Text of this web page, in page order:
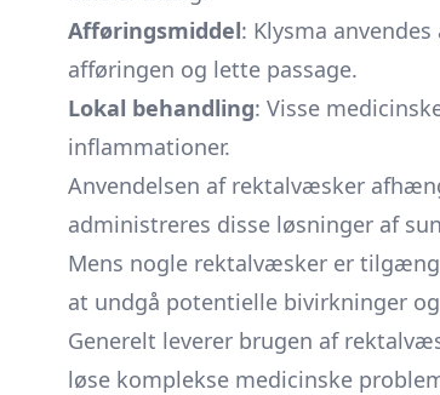
Afføringsmiddel: Klysma
afføringen og lette passage.
Lokal behandling: Visse
inflammationer.
Anvendelsen af rektalvæsker
administreres disse løsninger af
Mens nogle rektalvæsker er
at undgå potentielle bivirkninger
Generelt leverer brugen af
løse komplekse medicinske